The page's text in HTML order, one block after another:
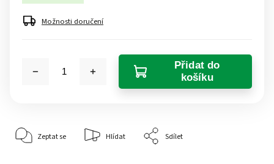
Možnosti doručení
Přidat do
košíku
Zeptat se Hlídat Sdílet